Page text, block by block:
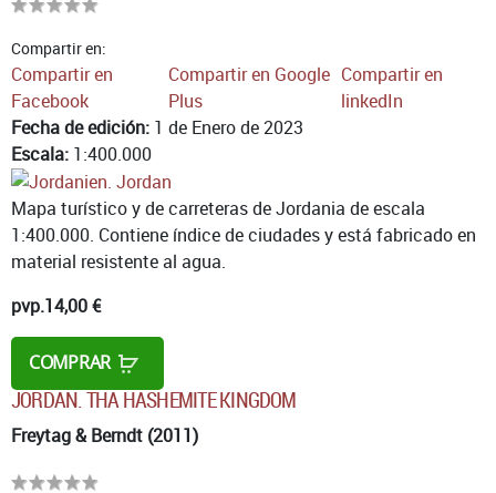
Compartir en:
Compartir en
Facebook
Compartir en Google
Plus
Compartir en
linkedIn
Fecha de edición: 1 de Enero de 2023
Escala: 1:400.000
Mapa turístico y de carreteras de Jordania de escala
1:400.000. Contiene índice de ciudades y está fabricado en
material resistente al agua.
pvp.14,00 €
COMPRAR
JORDAN. THA HASHEMITE KINGDOM
Freytag & Berndt (2011)